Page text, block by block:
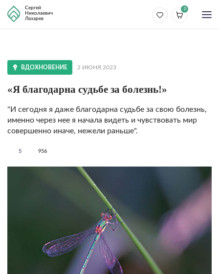
Сергей
Николаевич
Лазарев
0
ВДОХНОВЕНИЕ 2 ИЮНЯ 2023
«Я благодарна судьбе за болезнь!»
"И сегодня я даже благодарна судьбе за свою болезнь,
именно через нее я начала видеть и чувствовать мир
совершенно иначе, нежели раньше".
5 956